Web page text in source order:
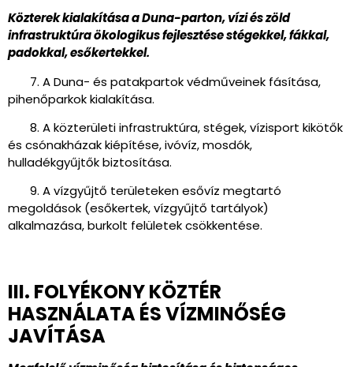
Közterek kialakítása a Duna-parton, vízi és zöld
infrastruktúra ökologikus fejlesztése stégekkel, fákkal,
padokkal, esőkertekkel.
7. A Duna- és patakpartok védműveinek fásítása,
pihenőparkok kialakítása.
8. A közterületi infrastruktúra, stégek, vízisport kikötők
és csónakházak kiépítése, ivóvíz, mosdók,
hulladékgyűjtők biztosítása.
9. A vízgyűjtő területeken esővíz megtartó
megoldások (esőkertek, vízgyűjtő tartályok)
alkalmazása, burkolt felületek csökkentése.
III. FOLYÉKONY KÖZTÉR
HASZNÁLATA ÉS VÍZMINŐSÉG
JAVÍTÁSA